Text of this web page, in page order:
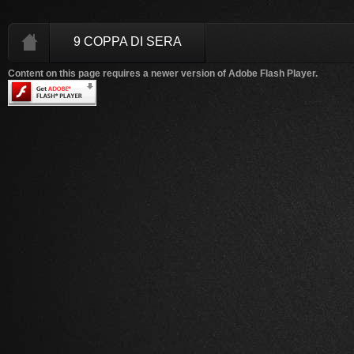
9 COPPA DI SERA
Content on this page requires a newer version of Adobe Flash Player.